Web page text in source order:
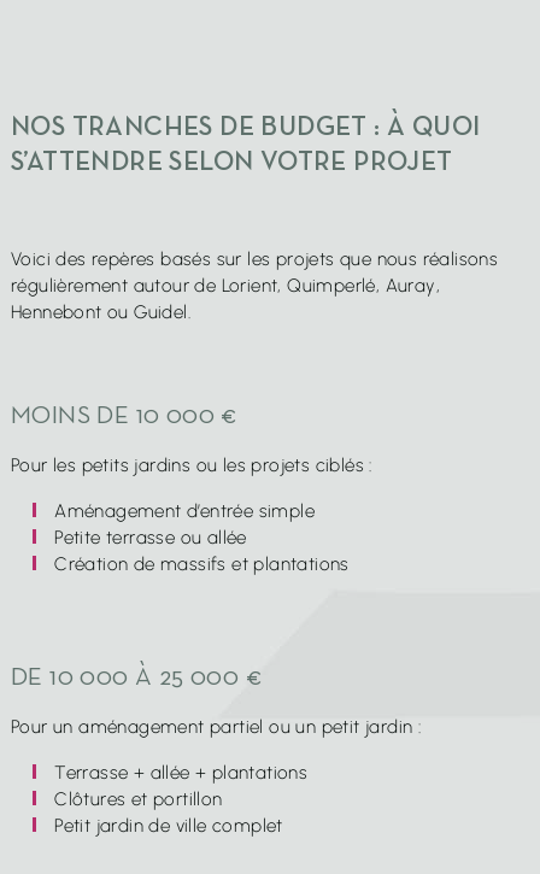
NOS TRANCHES DE BUDGET : À QUOI
S’ATTENDRE SELON VOTRE PROJET
Voici des repères basés sur les projets que nous réalisons
régulièrement autour de Lorient, Quimperlé, Auray,
Hennebont ou Guidel.
MOINS DE 10 000 €
Pour les petits jardins ou les projets ciblés :
Aménagement d’entrée simple
Petite terrasse ou allée
Création de massifs et plantations
DE 10 000 À 25 000 €
Pour un aménagement partiel ou un petit jardin :
Terrasse + allée + plantations
Clôtures et portillon
Petit jardin de ville complet